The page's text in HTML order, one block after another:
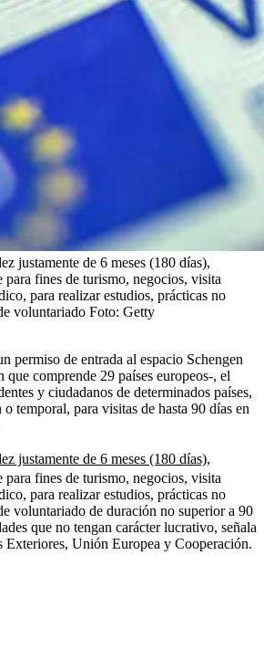
justamente de 6 meses (180 días),
para fines de turismo, negocios, visita
para realizar estudios, prácticas no
voluntariado Foto: Getty
permiso de entrada al espacio Schengen
comprende 29 países europeos-, el
y ciudadanos de determinados países,
temporal, para visitas de hasta 90 días en
justamente de 6 meses (180 días),
para fines de turismo, negocios, visita
para realizar estudios, prácticas no
voluntariado de duración no superior a 90
que no tengan carácter lucrativo, señala
Exteriores, Unión Europea y Cooperación.